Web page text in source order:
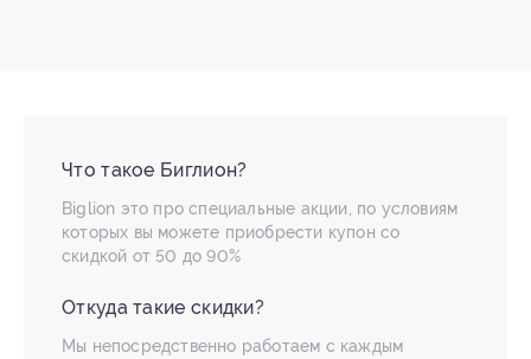
Что такое Биглион?
Biglion это про специальные акции, по условиям
которых вы можете приобрести купон со
скидкой от 50 до 90%
Откуда такие скидки?
Мы непосредственно работаем с каждым